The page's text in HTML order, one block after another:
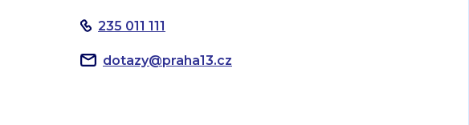
235 011 111
dotazy@praha13.cz